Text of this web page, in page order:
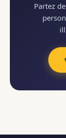
Partez